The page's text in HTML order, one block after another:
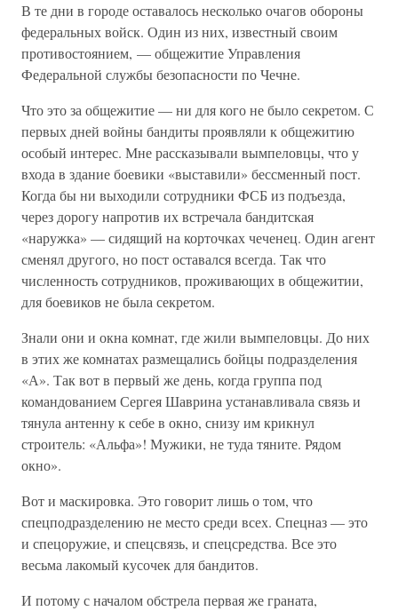
В те дни в городе оставалось несколько очагов обороны
федеральных войск. Один из них, известный своим
противостоянием, — общежитие Управления
Федеральной службы безопасности по Чечне.
Что это за общежитие — ни для кого не было секретом. С
первых дней войны бандиты проявляли к общежитию
особый интерес. Мне рассказывали вымпеловцы, что у
входа в здание боевики «выставили» бессменный пост.
Когда бы ни выходили сотрудники ФСБ из подъезда,
через дорогу напротив их встречала бандитская
«наружка» — сидящий на корточках чеченец. Один агент
сменял другого, но пост оставался всегда. Так что
численность сотрудников, проживающих в общежитии,
для боевиков не была секретом.
Знали они и окна комнат, где жили вымпеловцы. До них
в этих же комнатах размещались бойцы подразделения
«А». Так вот в первый же день, когда группа под
командованием Сергея Шаврина устанавливала связь и
тянула антенну к себе в окно, снизу им крикнул
строитель: «Альфа»! Мужики, не туда тяните. Рядом
окно».
Вот и маскировка. Это говорит лишь о том, что
спецподразделению не место среди всех. Спецназ — это
и спецоружие, и спецсвязь, и спецсредства. Все это
весьма лакомый кусочек для бандитов.
И потому с началом обстрела первая же граната,